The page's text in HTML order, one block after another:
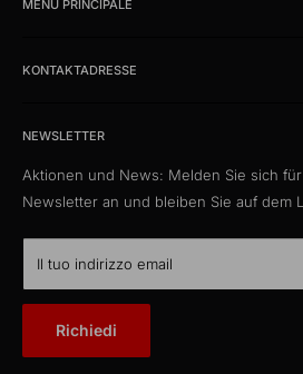
Orari e ubicazione
Condizioni
Spedizione
MENU PRINCIPALE
News
Cataloghi campione
Patch di qualità
CustomCables
KabelLexikon
Chi siamo
Contatto
Blog
KONTAKTADRESSE
Das Kabelportal. Persönlich. Kompetent.
CH-5012 Schönenwerd
(Antwort innerhalb von 12 Stunden)
NEWSLETTER
Aktionen und News: Melden Sie sich
Newsletter an und bleiben Sie auf dem
Il tuo indirizzo email
Richiedi